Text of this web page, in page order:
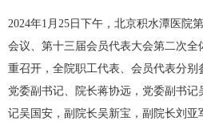
万患儿。杨征为患儿检查作为中华医
长，立足于国家骨科医学中心的技术优
人使用经验积累的基础上，提出了机器
研究计划，并获得北京市自然科学基
2024年1月25日下午，北京积水潭医院
会议、第十三届会员代表大会第二次全
重召开，全院职工代表、会员代表分别
党委副书记、院长蒋协远，党委副书
记吴国安，副院长吴新宝，副院长刘亚